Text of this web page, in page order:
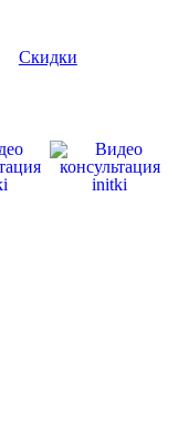
Скидки